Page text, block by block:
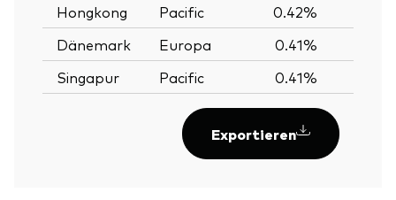
Hongkong
Pacific 0.42%
Dänemark
Europa 0.41%
Singapur
Pacific 0.41%
Exportieren